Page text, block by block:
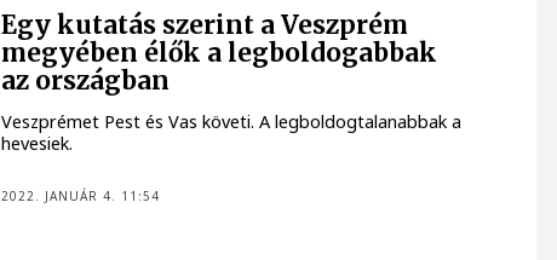
Egy kutatás szerint a Veszprém
megyében élők a legboldogabbak
az országban
Veszprémet Pest és Vas követi. A legboldogtalanabbak a
hevesiek.
2022. JANUÁR 4. 11:54